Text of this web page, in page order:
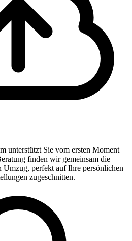
unterstützt Sie vom ersten Moment
finden wir gemeinsam die
Umzug, perfekt auf Ihre persönlichen
zugeschnitten.